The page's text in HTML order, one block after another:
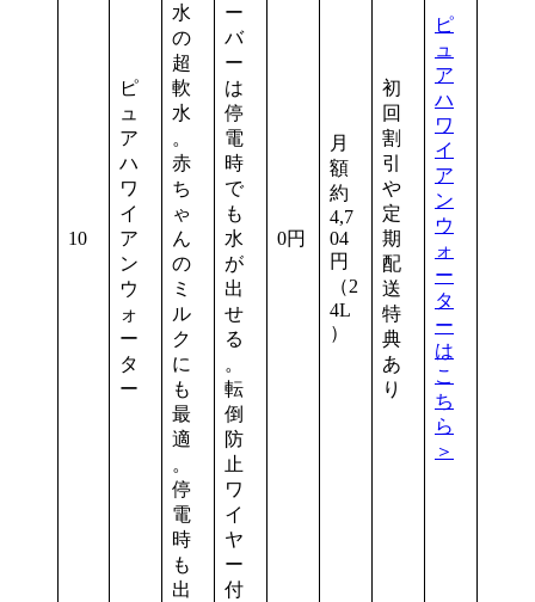
10
ピ
ュ
ア
ハ
ワ
イ
ア
ン
ウ
ォ
ー
タ
ー
水
の
超
軟
水
。
赤
ち
ゃ
ん
の
ミ
ル
ク
に
も
最
適
。
停
電
時
も
出
ー
バ
ー
は
停
電
時
で
も
水
が
出
せ
る
。
転
倒
防
止
ワ
イ
ヤ
ー
付
0円
月
額
約
4,7
04
円
（2
4L
）
初
回
割
引
や
定
期
配
送
特
典
あ
り
ピ
ュ
ア
ハ
ワ
イ
ア
ン
ウ
ォ
ー
タ
ー
は
こ
ち
ら
＞